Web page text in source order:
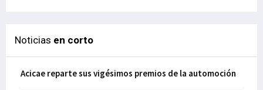
Noticias en corto
Acicae reparte sus vigésimos premios de la automoción